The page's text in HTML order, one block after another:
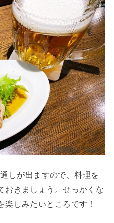
しが出ますので、料理を
おきましょう。せっかくな
しみたいところです！